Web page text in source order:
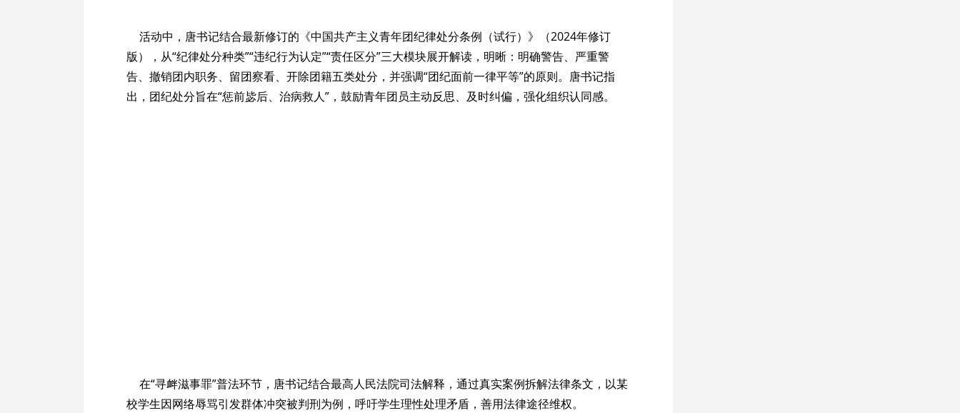
活动中，唐书记结合最新修订的《中国共产主义青年团纪律处分条例（试行）》（2024年修订
版），从“纪律处分种类”“违纪行为认定”“责任区分”三大模块展开解读，明晰：明确警告、严重警
告、撤销团内职务、留团察看、开除团籍五类处分，并强调“团纪面前一律平等”的原则。唐书记指
出，团纪处分旨在“惩前毖后、治病救人”，鼓励青年团员主动反思、及时纠偏，强化组织认同感。
在“寻衅滋事罪”普法环节，唐书记结合最高人民法院司法解释，通过真实案例拆解法律条文，以某
校学生因网络辱骂引发群体冲突被判刑为例，呼吁学生理性处理矛盾，善用法律途径维权。